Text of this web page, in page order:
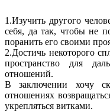
1.Изучить другого
себя, да так, чтобы не
поранить его своими
2.Достичь некоторого
пространство для
отношений.
В заключении хочу
отношениях
укрепляться витками.